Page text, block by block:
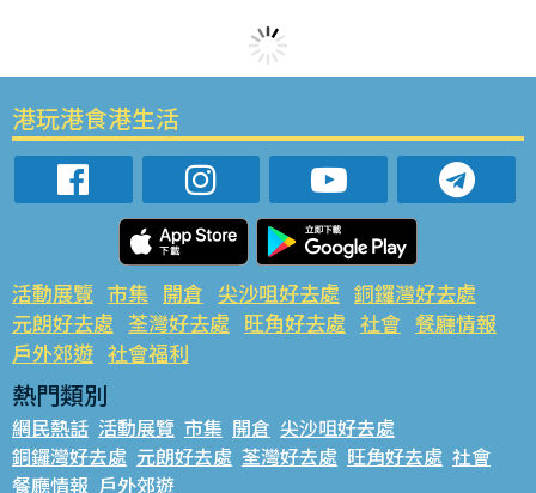
港玩港食港生活
活動展覽 市集 開倉 尖沙咀好去處 銅鑼灣好去處
元朗好去處 荃灣好去處 旺角好去處 社會 餐廳情報
戶外郊遊 社會福利
熱門類別
網民熱話 活動展覽 市集 開倉 尖沙咀好去處
銅鑼灣好去處 元朗好去處 荃灣好去處 旺角好去處 社會
餐廳情報 戶外郊遊